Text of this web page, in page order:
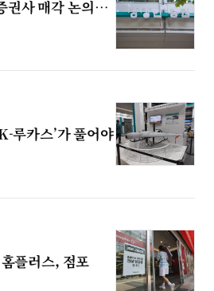
권사 매각 논의…
루카스’가 풀어야
플러스, 점포